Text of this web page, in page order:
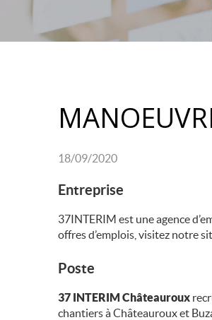
18/09/2020
Entreprise
37INTERIM est une agence
offres d’emplois, visitez notre
Poste
37 INTERIM Châteauroux
chantiers à Châteauroux et